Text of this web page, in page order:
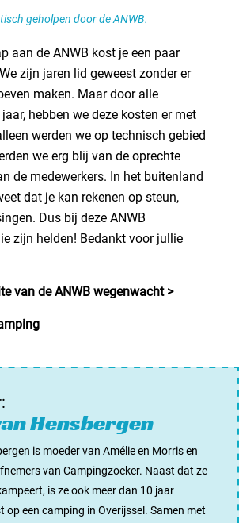
geholpen door de ANWB.
aan de ANWB kost je een paar
zijn jaren lid geweest zonder er
maken. Maar door alle
hebben we deze kosten er met
werden we op technisch gebied
we erg blij van de oprechte
de medewerkers. In het buitenland
dat je kan rekenen op steun,
Dus bij deze ANWB
zijn helden! Bedankt voor jullie
van de ANWB wegenwacht >
Hensbergen
is moeder van Amélie en Morris en
van Campingzoeker. Naast dat ze
is ze ook meer dan 10 jaar
op een camping in Overijssel. Samen met